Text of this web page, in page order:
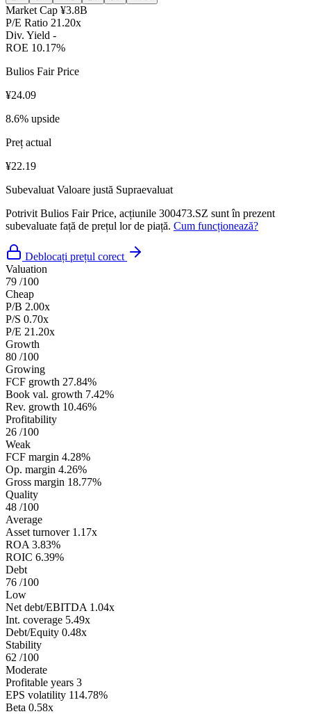
Market Cap ¥3.8B
P/E Ratio 21.20x
Div. Yield -
ROE 10.17%
Bulios Fair Price
¥24.09
8.6% upside
Preț actual
¥22.19
Subevaluat Valoare justă Supraevaluat
Potrivit Bulios Fair Price, acțiunile 300473.SZ sunt în prezent
subevaluate față de prețul lor de piață. Cum funcționează?
Deblocați prețul corect
Valuation
79 /100
Cheap
P/B 2.00x
P/S 0.70x
P/E 21.20x
Growth
80 /100
Growing
FCF growth 27.84%
Book val. growth 7.42%
Rev. growth 10.46%
Profitability
26 /100
Weak
FCF margin 4.28%
Op. margin 4.26%
Gross margin 18.77%
Quality
48 /100
Average
Asset turnover 1.17x
ROA 3.83%
ROIC 6.39%
Debt
76 /100
Low
Net debt/EBITDA 1.04x
Int. coverage 5.49x
Debt/Equity 0.48x
Stability
62 /100
Moderate
Profitable years 3
EPS volatility 114.78%
Beta 0.58x